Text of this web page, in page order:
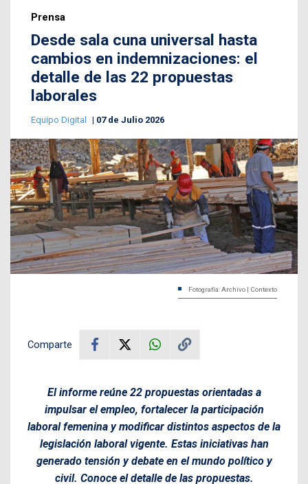
Prensa
Desde sala cuna universal hasta
cambios en indemnizaciones: el
detalle de las 22 propuestas
laborales
Equipo Digital 07 de Julio 2026
Fotografía: Archivo | Contexto
Comparte
El informe reúne 22 propuestas orientadas a
impulsar el empleo, fortalecer la participación
laboral femenina y modificar distintos aspectos de la
legislación laboral vigente. Estas iniciativas han
generado tensión y debate en el mundo político y
civil. Conoce el detalle de las propuestas.